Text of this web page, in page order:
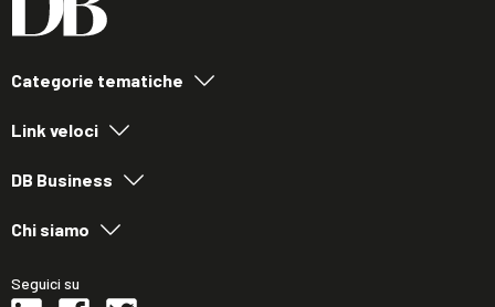
Categorie tematiche
Link veloci
DB Business
Chi siamo
Seguici su